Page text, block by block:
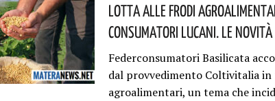
Lotta Alle Frodi
Consumatori Lucani. Le Novità
Federconsumatori Basilicata
dal provvedimento Coltivitalia
agroalimentari, un tema che